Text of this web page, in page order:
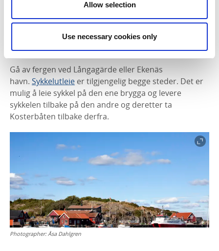
Allow selection
Use necessary cookies only
sesongbaserte står i fokus, må du ikke gå glipp av et
stopp vedKläpphagen. Her kan du også overnatte og
nyte en god natts søvn og en deilig frokost.
Sykkelutleie
Gå av fergen ved Långagärde eller Ekenäs
havn. Sykkelutleie er tilgjengelig begge steder. Det er
mulig å leie sykkel på den ene brygga og levere
sykkelen tilbake på den andre og deretter ta
Kosterbåten tilbake derfra.
Photographer: Åsa Dahlgren